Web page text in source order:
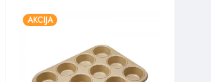
AKCIJA